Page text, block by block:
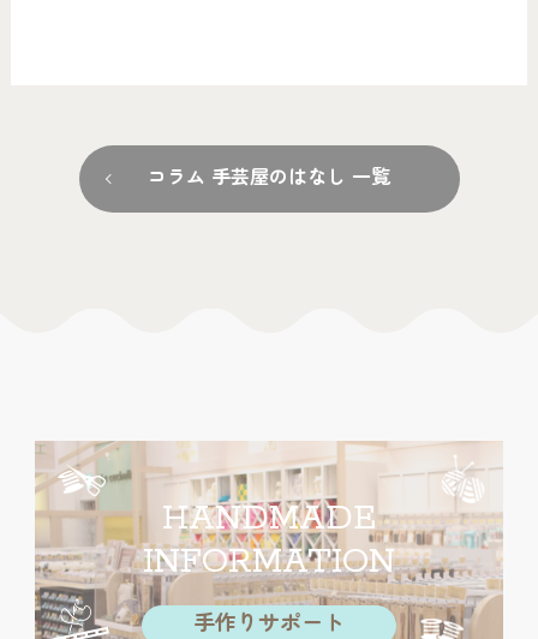
コラム 手芸屋のはなし 一覧
HANDMADE
INFORMATION
手作りサポート